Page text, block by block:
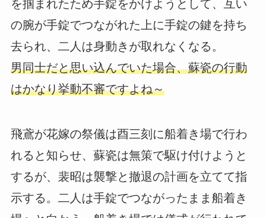
を掴まれたため手錠をかけようとして、互い
の腕が手錠でつながれた上に手錠の鍵を持ち
去られ、二人は身動きが取れなくなる。
男同士だと思い込んでいた場合、蘇瓷の行動
はかなり挙動不審ですよね～
飛鳶が花嫁の祭儀は酉三刻に船着き場で行わ
れると知らせ、蘇瓷は無策で駆け付けようと
するが、裴昭は襲撃と撤退の計画を立てて指
示する。二人は手錠でつながったまま船着き